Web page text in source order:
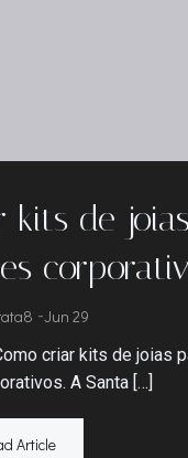
kits de
-Jun 29
criar kits de joias
A Santa […]
Article